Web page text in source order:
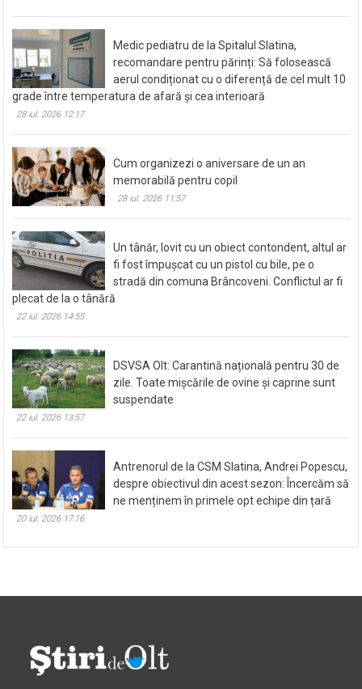
Medic pediatru de la Spitalul Slatina,
recomandare pentru părinți: Să folosească
aerul condiționat cu o diferență de cel mult 10
grade între temperatura de afară și cea interioară
28 iul. 2026 12:17
Cum organizezi o aniversare de un an
memorabilă pentru copil
28 iul. 2026 11:57
Un tânăr, lovit cu un obiect contondent, altul ar
fi fost împușcat cu un pistol cu bile, pe o
stradă din comuna Brâncoveni. Conflictul ar fi
plecat de la o tânără
22 iul. 2026 14:55
DSVSA Olt: Carantină națională pentru 30 de
zile. Toate mișcările de ovine și caprine sunt
suspendate
22 iul. 2026 13:57
Antrenorul de la CSM Slatina, Andrei Popescu,
despre obiectivul din acest sezon: Încercăm să
ne menținem în primele opt echipe din țară
20 iul. 2026 17:16